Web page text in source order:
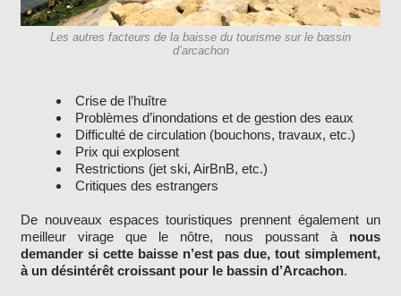
Les autres facteurs de la baisse du tourisme sur le bassin
d’arcachon
Crise de l’huître
Problèmes d’inondations et de gestion des eaux
Difficulté de circulation (bouchons, travaux, etc.)
Prix qui explosent
Restrictions (jet ski, AirBnB, etc.)
Critiques des estrangers
De nouveaux espaces touristiques prennent également un
meilleur virage que le nôtre, nous poussant à nous
demander si cette baisse n’est pas due, tout simplement,
à un désintérêt croissant pour le bassin d’Arcachon.